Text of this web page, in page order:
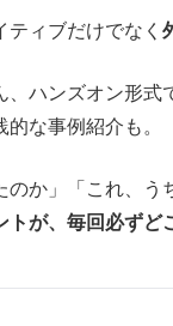
ィブだけでなく
ハンズオン形式
な事例紹介も。
か」「これ、う
が、毎回必ずど